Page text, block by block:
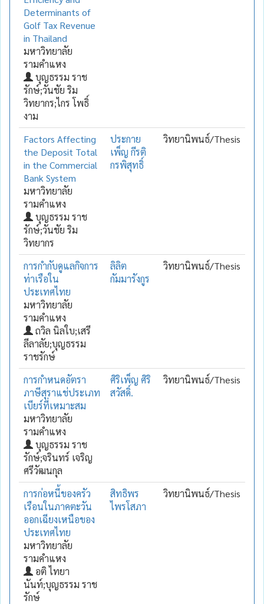
Determinants of
Golf Tax Revenue
in Thailand
มหาวิทยาลัย
รามคำแหง
บุญธรรม ราช
รักษ์;วันชัย ริม
วิทยากร;ไกร โพธิ์
งาม
Factors Affecting
the Deposit Total
in the Commercial
Bank System
มหาวิทยาลัย
รามคำแหง
บุญธรรม ราช
รักษ์;วันชัย ริม
วิทยากร
ประกาย
เพ็ญ กีรติ
กรพิสุทธิ์
วิทยานิพนธ์/Thesis
การกำกับดูแลกิจการ
ท่าเรือใน
ประเทศไทย
มหาวิทยาลัย
รามคำแหง
ถวิล นิลใบ;เสรี
ลีลาลัย;บุญธรรม
ราชรักษ์
ลิลิต
กัมมารังกูร
วิทยานิพนธ์/Thesis
การกำหนดอัตรา
ภาษีสุราแช่ประเภท
เบียร์ที่เหมาะสม
มหาวิทยาลัย
รามคำแหง
บุญธรรม ราช
รักษ์;จรินทร์ เจริญ
ศรีวัฒนกุล
ศิริเพ็ญ ศิริ
สวัสดิ์.
วิทยานิพนธ์/Thesis
การก่อหนี้ของครัว
เรือนในภาคตะวัน
ออกเฉียงเหนือของ
ประเทศไทย
มหาวิทยาลัย
รามคำแหง
อติ ไทยา
นันท์;บุญธรรม ราช
รักษ์
สิทธิพร
ไพรโสภา
วิทยานิพนธ์/Thesis